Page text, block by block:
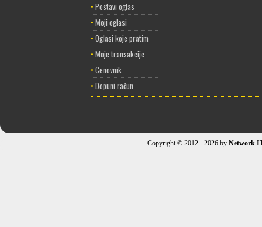
• Postavi oglas
• Moji oglasi
• Oglasi koje pratim
• Moje transakcije
• Cenovnik
• Dopuni račun
Copyright © 2012 - 2026 by Network